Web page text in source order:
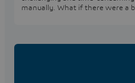
manually. What if there were a